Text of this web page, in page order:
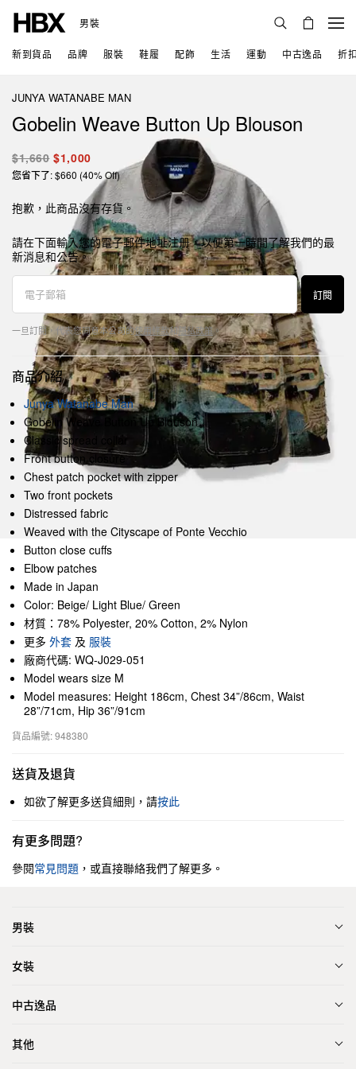
男裝
新到貨品 品牌 服裝 鞋履 配飾 生活 運動 中古逸品 折
JUNYA WATANABE MAN
Gobelin Weave Button Up Blouson
$1,660 $1,000
您省下了: $660 (40% Off)
抱歉，此商品沒有存貨。
請在下面輸入您的電子郵件地址注册，以便第一時間了解我們的最
新消息和公告。
訂閱
一旦訂閱，代表您同意本公司的使用條款和隱私政策。
商品介紹
Junya Watanabe Man
Gobelin Weave Button Up Blouson
Classic spread collar
Front button closure
Chest patch pocket with zipper
Two front pockets
Distressed fabric
Weaved with the Cityscape of Ponte Vecchio
Button close cuffs
Elbow patches
Made in Japan
Color: Beige/ Light Blue/ Green
材質：78% Polyester, 20% Cotton, 2% Nylon
更多 外套 及 服裝
廠商代碼: WQ-J029-051
Model wears size M
Model measures: Height 186cm, Chest 34”/86cm, Waist
28”/71cm, Hip 36”/91cm
貨品編號: 948380
送貨及退貨
如欲了解更多送貨細則，請按此
有更多問題?
參閱常見問題 ，或直接聯絡我們了解更多。
男裝
女裝
中古逸品
其他